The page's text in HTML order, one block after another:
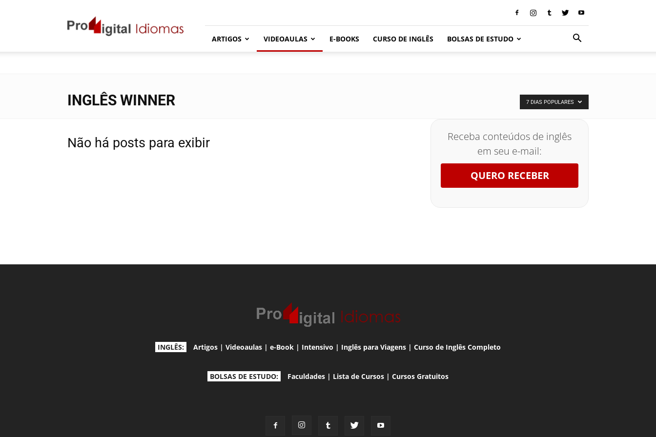
ARTIGOS VIDEOAULAS E-BOOKS CURSO DE INGLÊS BOLSAS DE ESTUDO
INGLÊS WINNER 7 DIAS POPULARES
Não há posts para exibir
Receba conteúdos de inglês
em seu e-mail:
QUERO RECEBER
INGLÊS: Artigos| Videoaulas| e-Book| Intensivo | Inglês para Viagens| Curso de Inglês Completo
BOLSAS DE ESTUDO: Faculdades| Lista de Cursos| Cursos Gratuitos